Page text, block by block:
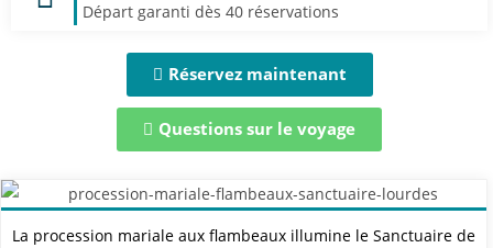
Départ garanti dès 40 réservations
Réservez maintenant
Questions sur le voyage
La procession mariale aux flambeaux illumine le Sanctuaire de